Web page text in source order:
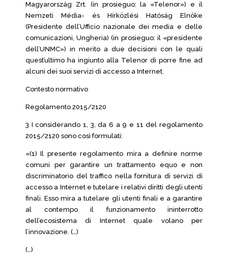
Magyarország Zrt. (in prosieguo: la «Telenor») e il
Nemzeti Média- és Hírközlési Hatóság Elnöke
(Presidente dell’Ufficio nazionale dei media e delle
comunicazioni, Ungheria) (in prosieguo: il «presidente
dell’UNMC») in merito a due decisioni con le quali
quest’ultimo ha ingiunto alla Telenor di porre fine ad
alcuni dei suoi servizi di accesso a Internet.
Contesto normativo
Regolamento 2015/2120
3 I considerando 1, 3, da 6 a 9 e 11 del regolamento
2015/2120 sono così formulati:
«(1) Il presente regolamento mira a definire norme
comuni per garantire un trattamento equo e non
discriminatorio del traffico nella fornitura di servizi di
accesso a Internet e tutelare i relativi diritti degli utenti
finali. Esso mira a tutelare gli utenti finali e a garantire
al contempo il funzionamento ininterrotto
dell’ecosistema di Internet quale volano per
l’innovazione. (…)
(…)